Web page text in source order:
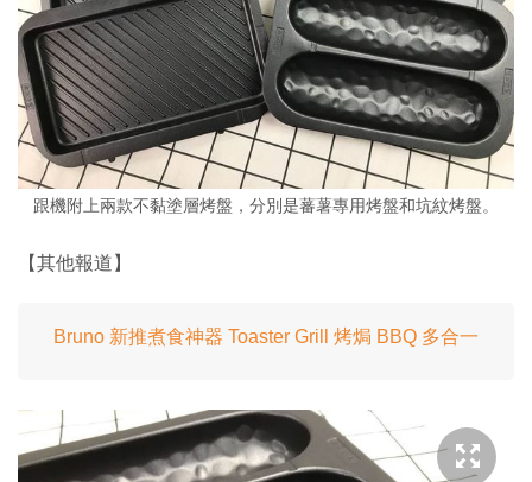
跟機附上兩款不黏塗層烤盤，分別是蕃薯專用烤盤和坑紋烤盤。
【其他報道】
Bruno 新推煮食神器 Toaster Grill 烤焗 BBQ 多合一